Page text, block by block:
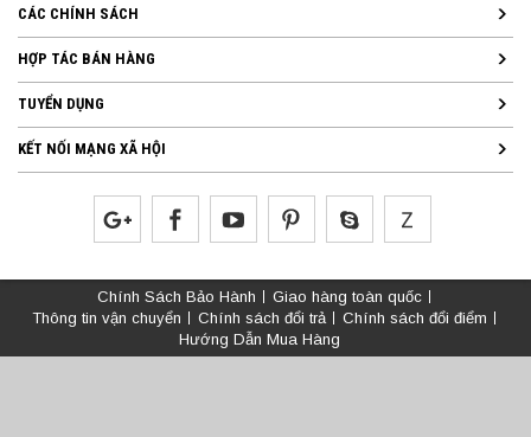
CÁC CHÍNH SÁCH
HỢP TÁC BÁN HÀNG
TUYỂN DỤNG
KẾT NỐI MẠNG XÃ HỘI
Chính Sách Bảo Hành
Giao hàng toàn quốc
Thông tin vận chuyển
Chính sách đổi trả
Chính sách đổi điểm
Hướng Dẫn Mua Hàng